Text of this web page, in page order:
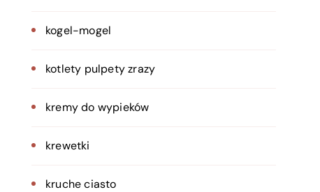
kogel-mogel
kotlety pulpety zrazy
kremy do wypieków
krewetki
kruche ciasto